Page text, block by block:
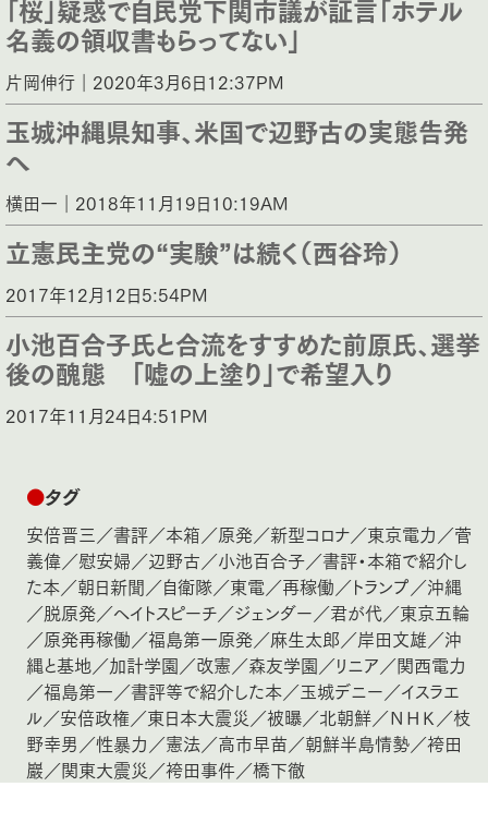
「桜」疑惑で自民党下関市議が証言「ホテル
名義の領収書もらってない」
片岡伸行｜2020年3月6日12:37PM
玉城沖縄県知事、米国で辺野古の実態告発
へ
横田一｜2018年11月19日10:19AM
立憲民主党の“実験”は続く（西谷玲）
2017年12月12日5:54PM
小池百合子氏と合流をすすめた前原氏、選挙
後の醜態 「嘘の上塗り」で希望入り
2017年11月24日4:51PM
●タグ
安倍晋三 ／書評／本箱／原発／新型コロナ／東京電力 ／菅
義偉／慰安婦／辺野古／小池百合子／書評・本箱で紹介し
た本／朝日新聞／自衛隊／東電／再稼働／トランプ／沖縄
／脱原発／ヘイトスピーチ／ジェンダー／君が代／東京五輪
／原発再稼働／福島第一原発／麻生太郎／岸田文雄／沖
縄と基地／加計学園／改憲／森友学園／リニア／関西電力
／福島第一／書評等で紹介した本／玉城デニー／イスラエ
ル／安倍政権／東日本大震災 ／被曝／北朝鮮／ＮＨＫ ／枝
野幸男 ／性暴力 ／憲法／高市早苗／朝鮮半島情勢／袴田
巖／関東大震災 ／袴田事件／橋下徹